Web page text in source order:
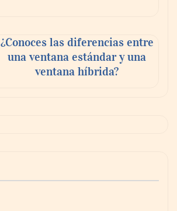
¿Conoces las diferencias entre
una ventana estándar y una
ventana híbrida?